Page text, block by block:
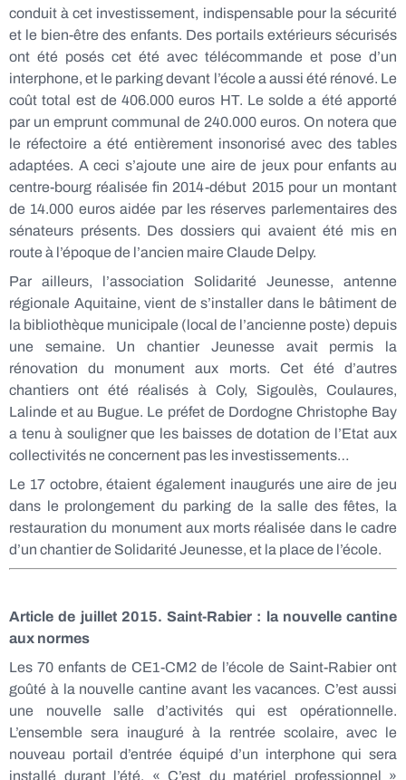
conduit à cet investissement, indispensable pour la sécurité
et le bien-être des enfants. Des portails extérieurs sécurisés
ont été posés cet été avec télécommande et pose d’un
interphone, et le parking devant l’école a aussi été rénové. Le
coût total est de 406.000 euros HT. Le solde a été apporté
par un emprunt communal de 240.000 euros. On notera que
le réfectoire a été entièrement insonorisé avec des tables
adaptées. A ceci s’ajoute une aire de jeux pour enfants au
centre-bourg réalisée fin 2014-début 2015 pour un montant
de 14.000 euros aidée par les réserves parlementaires des
sénateurs présents. Des dossiers qui avaient été mis en
route à l’époque de l’ancien maire Claude Delpy.
Par ailleurs, l’association Solidarité Jeunesse, antenne
régionale Aquitaine, vient de s’installer dans le bâtiment de
la bibliothèque municipale (local de l’ancienne poste) depuis
une semaine. Un chantier Jeunesse avait permis la
rénovation du monument aux morts. Cet été d’autres
chantiers ont été réalisés à Coly, Sigoulès, Coulaures,
Lalinde et au Bugue. Le préfet de Dordogne Christophe Bay
a tenu à souligner que les baisses de dotation de l’Etat aux
collectivités ne concernent pas les investissements…
Le 17 octobre, étaient également inaugurés une aire de jeu
dans le prolongement du parking de la salle des fêtes, la
restauration du monument aux morts réalisée dans le cadre
d’un chantier de Solidarité Jeunesse, et la place de l’école.
Article de juillet 2015. Saint-Rabier : la nouvelle cantine
aux normes
Les 70 enfants de CE1-CM2 de l’école de Saint-Rabier ont
goûté à la nouvelle cantine avant les vacances. C’est aussi
une nouvelle salle d’activités qui est opérationnelle.
L’ensemble sera inauguré à la rentrée scolaire, avec le
nouveau portail d’entrée équipé d’un interphone qui sera
installé durant l’été. « C’est du matériel professionnel »